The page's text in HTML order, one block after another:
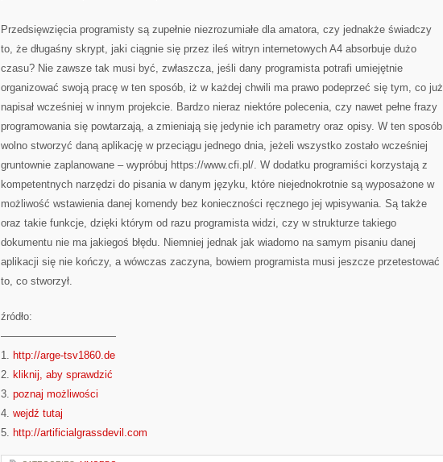
BRONI
NA
FRONTACH
TO
CZY
POTRZEBNE
JEST
SKANOWANIE
POJEDYNCZO
POBRANYCH
Przedsięwzięcia programisty są zupełnie niezrozumiałe dla amatora, czy jednakże świadczy
to, że długaśny skrypt, jaki ciągnie się przez ileś witryn internetowych A4 absorbuje dużo
czasu? Nie zawsze tak musi być, zwłaszcza, jeśli dany programista potrafi umiejętnie
organizować swoją pracę w ten sposób, iż w każdej chwili ma prawo podeprzeć się tym, co już
napisał wcześniej w innym projekcie. Bardzo nieraz niektóre polecenia, czy nawet pełne frazy
programowania się powtarzają, a zmieniają się jedynie ich parametry oraz opisy. W ten sposób
wolno stworzyć daną aplikację w przeciągu jednego dnia, jeżeli wszystko zostało wcześniej
gruntownie zaplanowane – wypróbuj https://www.cfi.pl/. W dodatku programiści korzystają z
kompetentnych narzędzi do pisania w danym języku, które niejednokrotnie są wyposażone w
możliwość wstawienia danej komendy bez konieczności ręcznego jej wpisywania. Są także
oraz takie funkcje, dzięki którym od razu programista widzi, czy w strukturze takiego
dokumentu nie ma jakiegoś błędu. Niemniej jednak jak wiadomo na samym pisaniu danej
aplikacji się nie kończy, a wówczas zaczyna, bowiem programista musi jeszcze przetestować
to, co stworzył.
źródło:
———————————
1. http://arge-tsv1860.de
2. kliknij, aby sprawdzić
3. poznaj możliwości
4. wejdź tutaj
5. http://artificialgrassdevil.com